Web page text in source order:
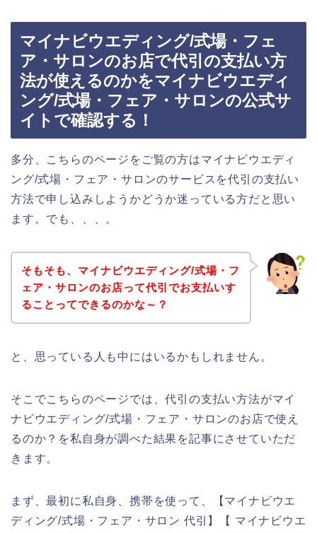
マイナビウエディング/式場・フェ
ア・サロンのお店で代引の支払い方
法が使えるのかをマイナビウエディ
ング/式場・フェア・サロンの公式サ
イトで確認する！
多分、こちらのページをご覧の方はマイナビウエディ
ング/式場・フェア・サロンのサービスを代引の支払い
方法で申し込みしようかどうか迷っている方だと思い
ます。でも、、、。
そもそも、マイナビウエディング/式場・フ
ェア・サロンのお店って代引でお支払いす
ることってできるのかな～？
と、思っている人も中にはいるかもしれません。
そこでこちらのページでは、代引の支払い方法がマイ
ナビウエディング/式場・フェア・サロンのお店で使え
るのか？を私自身が調べた結果を記事にさせていただ
きます。
まず、最初に私自身、携帯を使って、【マイナビウエ
ディング/式場・フェア・サロン 代引】【 マイナビウエ